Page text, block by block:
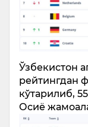
Ўзбекистон
рейтингдан
кўтарилиб,
Осиё